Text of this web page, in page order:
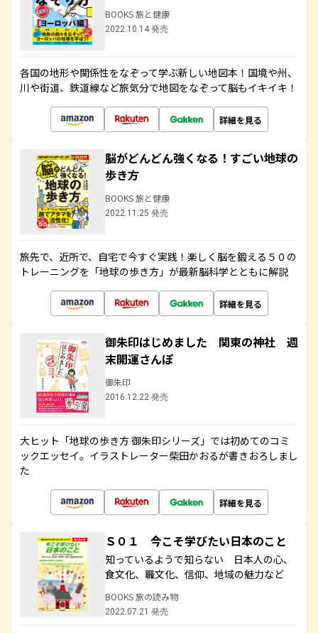
BOOKS 旅と健康
2022.10.14 発売
各国の地形や関係性をなぞって学ぶ新しい地図本！国境や州、
川や街道、鉄道線など旅気分で地図をなぞって脳もイキイキ！
詳細を見る
脳がどんどん強くなる！すごい地球の
歩き方
BOOKS 旅と健康
2022.11.25 発売
旅先で、近所で、自宅で今すぐ実践！楽しく脳を鍛える５０の
トレーニングを「地球の歩き方」が最新脳科学とともに解説
詳細を見る
御朱印はじめました 関東の神社 週
末開運さんぽ
御朱印
2016.12.22 発売
大ヒット「地球の歩き方 御朱印シリーズ」では初めてのコミ
ックエッセイ。イラストレーター柴田かおるが書きおろしまし
た
詳細を見る
Ｓ０１ 今こそ学びたい日本のこと
知っているようで知らない 日本人の心、
食文化、職文化、信仰、地域の魅力など
BOOKS 旅の読み物
2022.07.21 発売